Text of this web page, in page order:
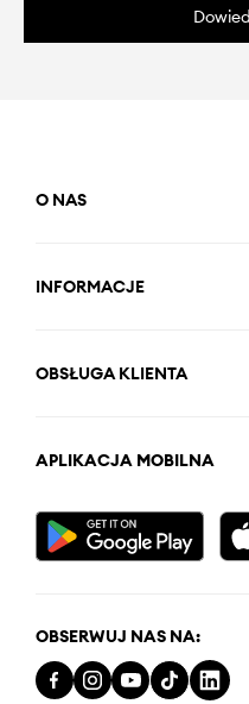
O NAS
INFORMACJE
OBSŁUGA KLIENTA
APLIKACJA MOBILNA
OBSERWUJ NAS NA: